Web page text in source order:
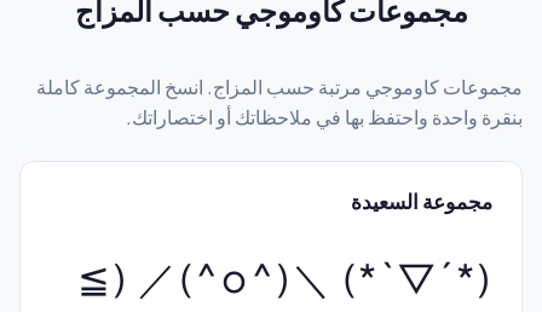
مجموعات كاوموجي حسب المزاج
مجموعات كاوموجي مرتبة حسب المزاج. انسخ المجموعة كاملة
بنقرة واحدة واحتفظ بها في ملاحظاتك أو اختصاراتك.
مجموعة السعيدة
(*´▽`*) ＼(^o^)／ (≧